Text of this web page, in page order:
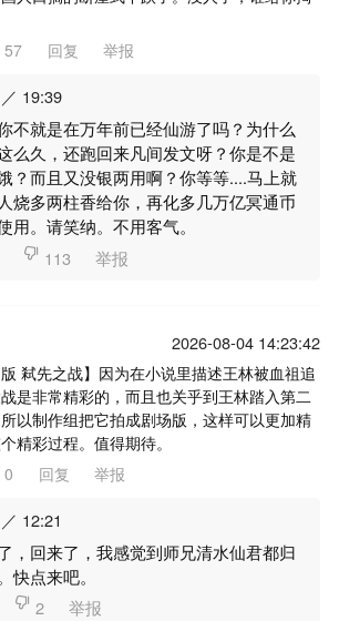
57 回复 举报
19:39
不就是在万年前已经仙游了吗？为什么
么久，还跑回来凡间发文呀？你是不是
？而且又没银两用啊？你等等....马上就
烧多两柱香给你，再化多几万亿冥通币
用。请笑纳。不用客气。
 113 举报
2026-08-04 14:23:42
版 弒先之战】因为在小说里描述王林被血祖追
是非常精彩的，而且也关乎到王林踏入第二
以制作组把它拍成剧场版，这样可以更加精
精彩过程。值得期待。
0 回复 举报
12:21
，回来了，我感觉到师兄清水仙君都归
快点来吧。
 2 举报